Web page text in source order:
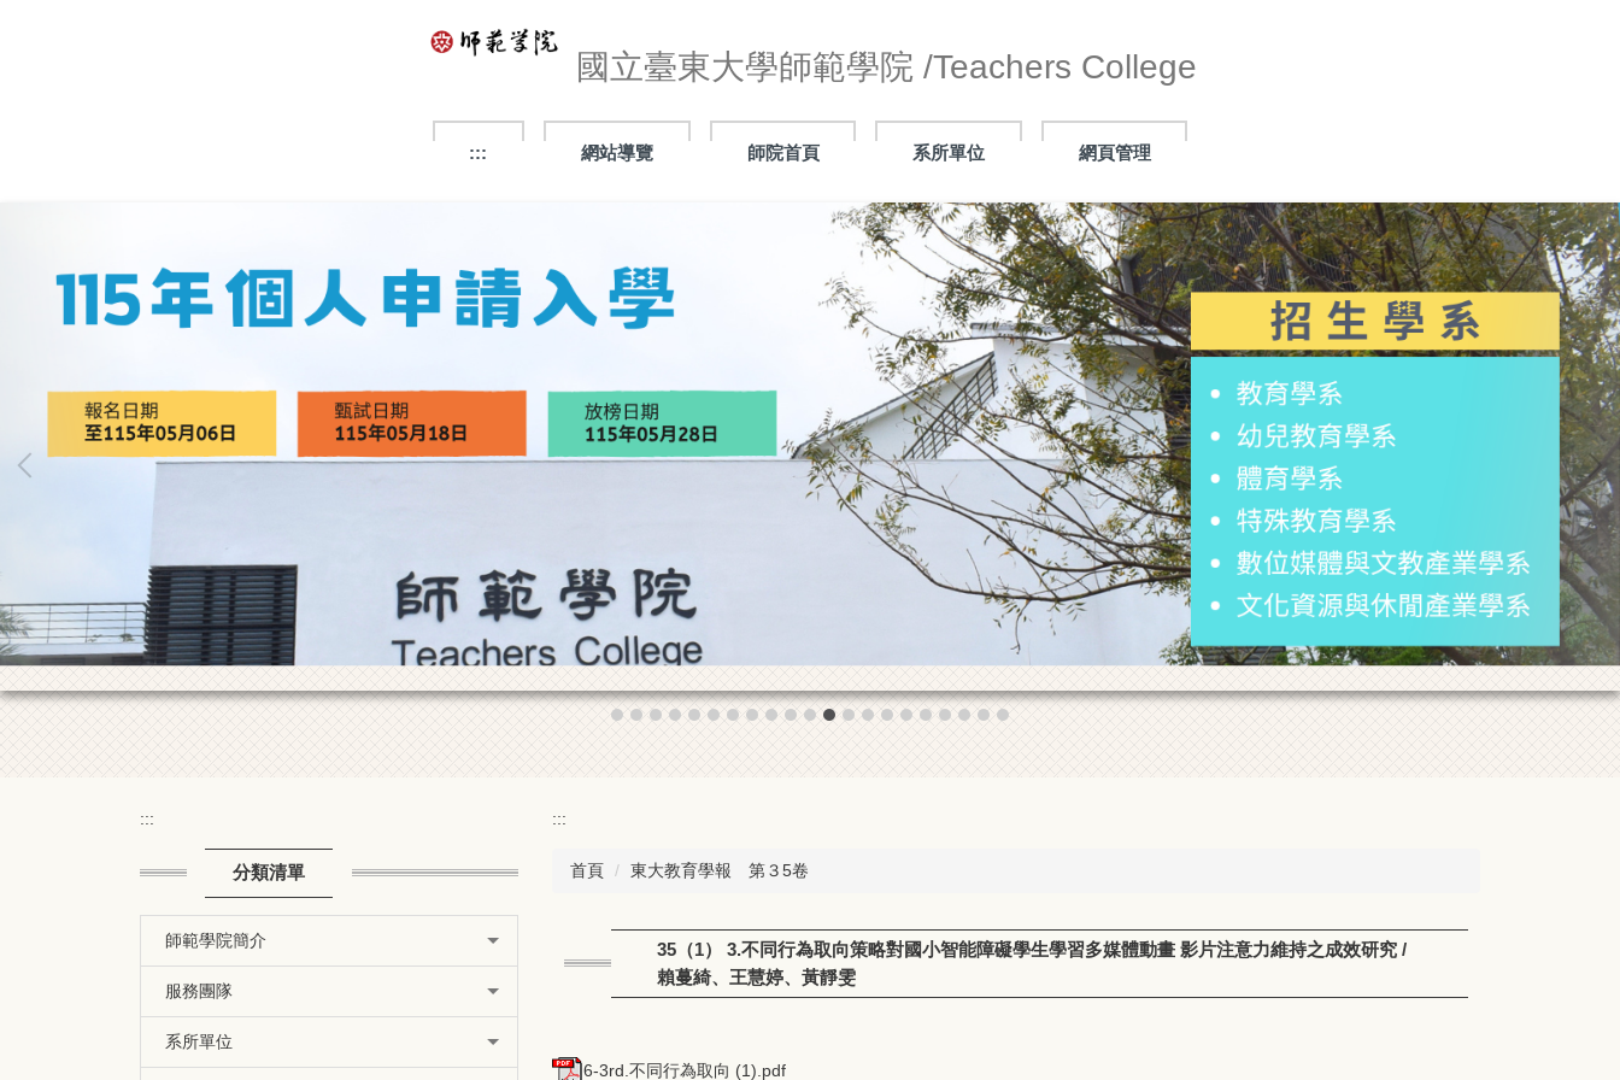
國立臺東大學師範學院 /Teachers College
::: 網站導覽 師院首頁 系所單位 網頁管理
:::
分類清單
師範學院簡介
服務團隊
系所單位
:::
首頁 東大教育學報 第３5卷
35（1） 3.不同行為取向策略對國小智能障礙學生學習多媒體動畫 影片注意力維持之成效研究 /
賴蔓綺、王慧婷、黃靜雯
6-3rd.不同行為取向 (1).pdf